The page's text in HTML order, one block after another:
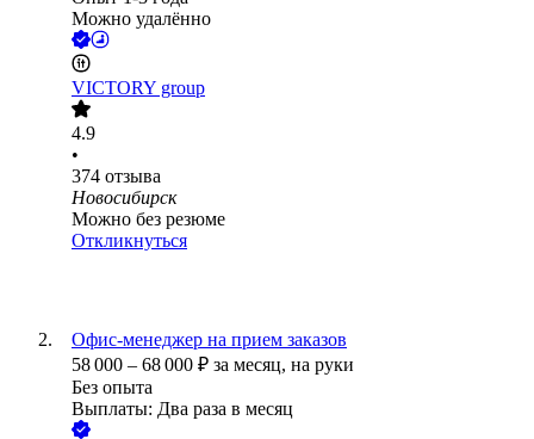
Можно удалённо
VICTORY group
4.9
•
374 отзыва
Новосибирск
Можно без резюме
Откликнуться
Офис-менеджер на прием заказов
58 000 – 68 000 ₽ за месяц, на руки
Без опыта
Выплаты: Два раза в месяц